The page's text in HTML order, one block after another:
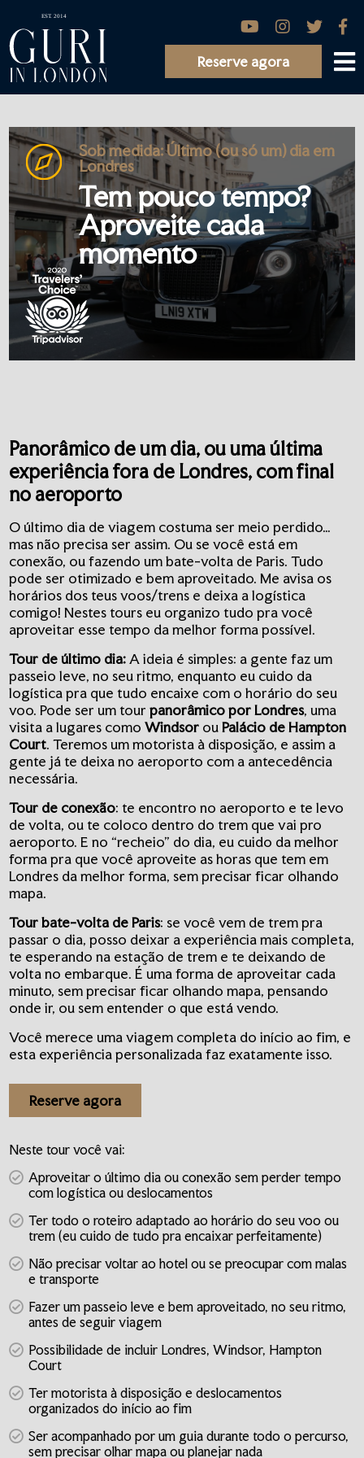
Reserve agora
Sob medida: Último (ou só um) dia em
Londres
Tem pouco tempo?
Aproveite cada
momento
Panorâmico de um dia, ou uma última
experiência fora de Londres, com final
no aeroporto
O último dia de viagem costuma ser meio perdido…
mas não precisa ser assim. Ou se você está em
conexão, ou fazendo um bate-volta de Paris. Tudo
pode ser otimizado e bem aproveitado. Me avisa os
horários dos teus voos/trens e deixa a logística
comigo! Nestes tours eu organizo tudo pra você
aproveitar esse tempo da melhor forma possível.
Tour de último dia: A ideia é simples: a gente faz um
passeio leve, no seu ritmo, enquanto eu cuido da
logística pra que tudo encaixe com o horário do seu
voo. Pode ser um tourpanorâmico por Londres, uma
visita a lugares comoWindsor ouPalácio de Hampton
Court. Teremos um motorista à disposição, e assim a
gente já te deixa no aeroporto com a antecedência
necessária.
Tour de conexão: te encontro no aeroporto e te levo
de volta, ou te coloco dentro do trem que vai pro
aeroporto. E no “recheio” do dia, eu cuido da melhor
forma pra que você aproveite as horas que tem em
Londres da melhor forma, sem precisar ficar olhando
mapa.
Tour bate-volta de Paris: se você vem de trem pra
passar o dia, posso deixar a experiência mais completa,
te esperando na estação de trem e te deixando de
volta no embarque. É uma forma de aproveitar cada
minuto, sem precisar ficar olhando mapa, pensando
onde ir, ou sem entender o que está vendo.
Você merece uma viagem completa do início ao fim, e
esta experiência personalizada faz exatamente isso.
Reserve agora
Neste tour você vai:
Aproveitar o último dia ou conexão sem perder tempo
com logística ou deslocamentos
Ter todo o roteiro adaptado ao horário do seu voo ou
trem (eu cuido de tudo pra encaixar perfeitamente)
Não precisar voltar ao hotel ou se preocupar com malas
e transporte
Fazer um passeio leve e bem aproveitado, no seu ritmo,
antes de seguir viagem
Possibilidade de incluir Londres, Windsor, Hampton
Court
Ter motorista à disposição e deslocamentos
organizados do início ao fim
Ser acompanhado por um guia durante todo o percurso,
sem precisar olhar mapa ou planejar nada